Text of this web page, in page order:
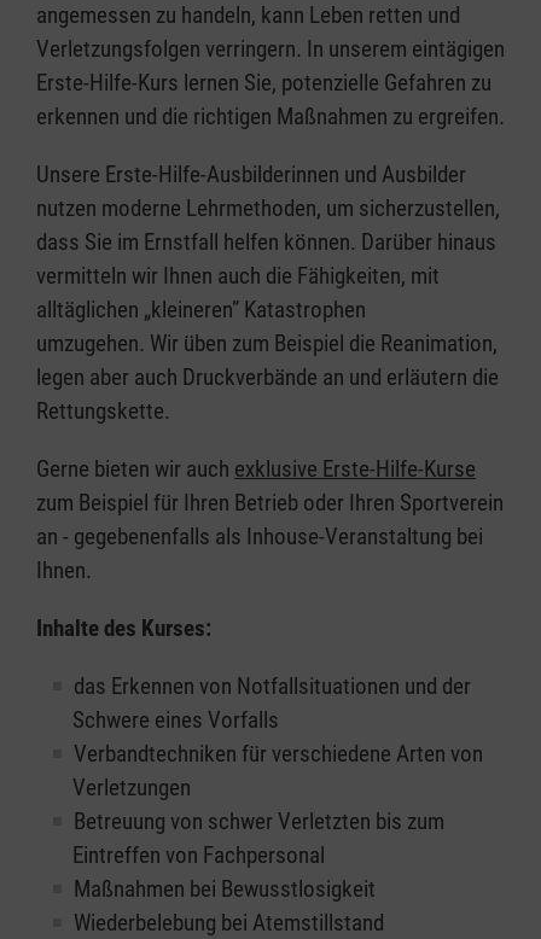
angemessen zu handeln, kann Leben retten und
Verletzungsfolgen verringern. In unserem eintägigen
Erste-Hilfe-Kurs lernen Sie, potenzielle Gefahren zu
erkennen und die richtigen Maßnahmen zu ergreifen.
Unsere Erste-Hilfe-Ausbilderinnen und Ausbilder
nutzen moderne Lehrmethoden, um sicherzustellen,
dass Sie im Ernstfall helfen können. Darüber hinaus
vermitteln wir Ihnen auch die Fähigkeiten, mit
alltäglichen „kleineren” Katastrophen
umzugehen. Wir üben zum Beispiel die Reanimation,
legen aber auch Druckverbände an und erläutern die
Rettungskette.
Gerne bieten wir auch exklusive Erste-Hilfe-Kurse
zum Beispiel für Ihren Betrieb oder Ihren Sportverein
an - gegebenenfalls als Inhouse-Veranstaltung bei
Ihnen.
Inhalte des Kurses:
das Erkennen von Notfallsituationen und der
Schwere eines Vorfalls
Verbandtechniken für verschiedene Arten von
Verletzungen
Betreuung von schwer Verletzten bis zum
Eintreffen von Fachpersonal
Maßnahmen bei Bewusstlosigkeit
Wiederbelebung bei Atemstillstand